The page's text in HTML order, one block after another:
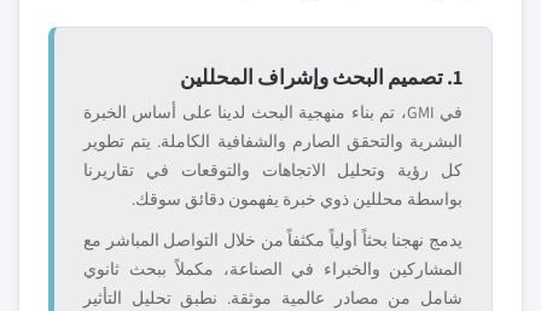
1. تصميم البحث وإشراف المحللين
في GMI، تم بناء منهجية البحث لدينا على أساس الخبرة
البشرية والتحقق الصارم والشفافية الكاملة. يتم تطوير
كل رؤية وتحليل الاتجاهات والتوقعات في تقاريرنا
بواسطة محللين ذوي خبرة يفهمون دقائق سوقك.
يدمج نهجنا بحثاً أولياً مكثفاً من خلال التواصل المباشر مع
المشاركين والخبراء في الصناعة، مكملاً ببحث ثانوي
شامل من مصادر عالمية موثقة. نطبق تحليل التأثير